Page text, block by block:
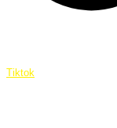
Tiktok